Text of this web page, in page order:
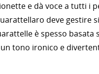
e dà voce a tutti i
deve gestire
è spesso basata
tono ironico e